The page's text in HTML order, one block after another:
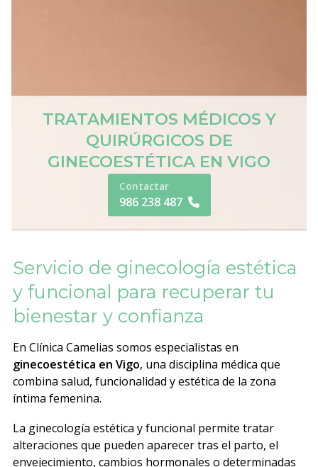
TRATAMIENTOS MÉDICOS Y
QUIRÚRGICOS DE
GINECOESTÉTICA EN VIGO
Contactar
986 238 487
Servicio de ginecología estética
y funcional para recuperar tu
bienestar y confianza
En Clínica Camelias somos especialistas en
ginecoestética en Vigo, una disciplina médica que
combina salud, funcionalidad y estética de la zona
íntima femenina.
La ginecología estética y funcional permite tratar
alteraciones que pueden aparecer tras el parto, el
envejecimiento, cambios hormonales o determinadas